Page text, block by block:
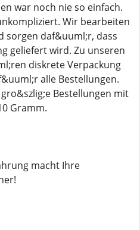
war noch nie so einfach.
Wir bearbeiten
sorgen daf&uuml;r, dass
geliefert wird. Zu unseren
diskrete Verpackung
alle Bestellungen.
Bestellungen mit
Gramm.
macht Ihre